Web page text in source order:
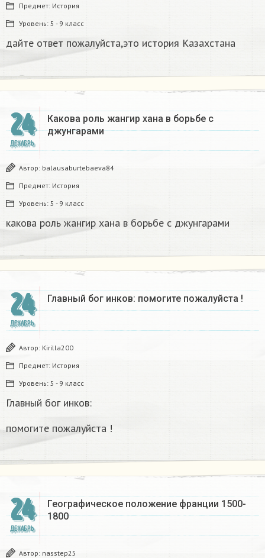
Предмет: История
Уровень: 5 - 9 класс
дайте ответ пожалуйста,это история Казахстана
24
ДЕКАБРЬ
Какова роль жангир хана в борьбе с
джунгарами​
Автор: balausaburtebaeva84
Предмет: История
Уровень: 5 - 9 класс
какова роль жангир хана в борьбе с джунгарами​
24
ДЕКАБРЬ
Главный бог инков: помогите пожалуйста !
Автор: Kirilla200
Предмет: История
Уровень: 5 - 9 класс
Главный бог инков:
помогите пожалуйста !
24
ДЕКАБРЬ
Географическое положение франции 1500-
1800​
Автор: nasstep25